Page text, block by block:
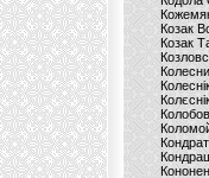
Козак
Козак